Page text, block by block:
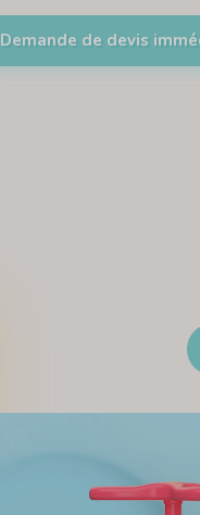
Demande de devis